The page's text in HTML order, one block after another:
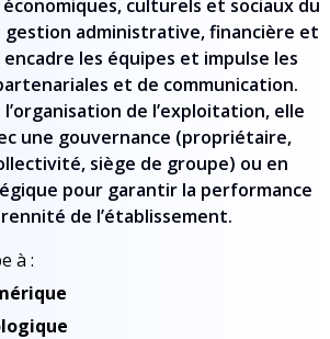
culturels et sociaux du
gestion administrative, financière et
les équipes et impulse les
et de communication.
de l’exploitation, elle
une gouvernance (propriétaire,
siège de groupe) ou en
pour garantir la performance
de l’établissement.
à :